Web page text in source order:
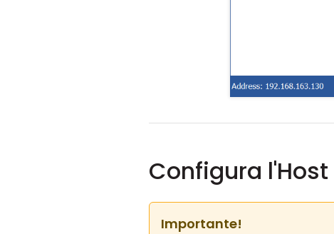
Configura
Importante!